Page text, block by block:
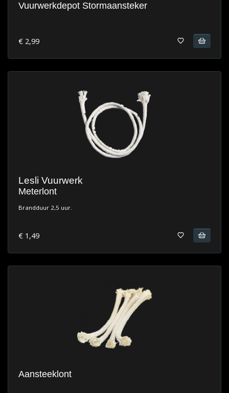
Vuurwerkdepot Stormaansteker
€ 2,99
Lesli Vuurwerk
Meterlont
Brandduur 2,5 uur.
€ 1,49
Aansteeklont